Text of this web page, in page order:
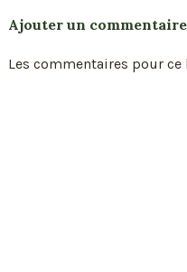
Ajouter un commentaire
Les commentaires pour